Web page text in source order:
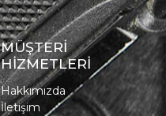
MÜŞTERİ
HİZMETLERİ
Hakkımızda
İletişim